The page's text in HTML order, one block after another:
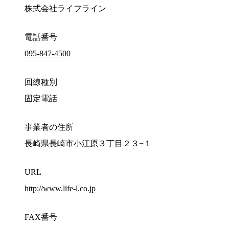
株式会社ライフライン
電話番号
095-847-4500
回線種別
固定電話
事業者の住所
長崎県長崎市小江原３丁目２３−１
URL
http://www.life-l.co.jp
FAX番号